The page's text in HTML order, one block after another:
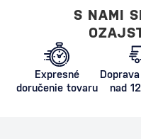
S NAMI
Expresné
doručenie tovaru
nad